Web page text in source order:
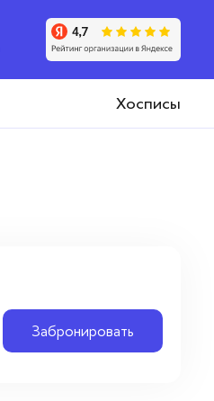
Хосписы
Забронировать